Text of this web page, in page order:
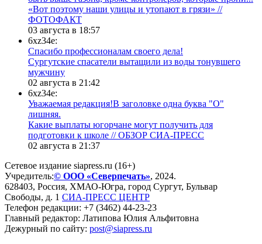
«Вот поэтому наши улицы и утопают в грязи» //
ФОТОФАКТ
03 августа в 18:57
6xz34e:
Спасибо профессионалам своего дела!
Сургутские спасатели вытащили из воды тонувшего
мужчину
02 августа в 21:42
6xz34e:
Уважаемая редакция!В заголовке одна буква "О"
лишняя.
Какие выплаты югорчане могут получить для
подготовки к школе // ОБЗОР СИА-ПРЕСС
02 августа в 21:37
Сетевое издание siapress.ru (16+)
Учредитель:© ООО «Северпечать», 2024.
628403, Россия, ХМАО-Югра, город Сургут, Бульвар
Свободы, д. 1 СИА-ПРЕСС ЦЕНТР
Телефон редакции: +7 (3462) 44-23-23
Главный редактор: Латипова Юлия Альфитовна
Дежурный по сайту: post@siapress.ru